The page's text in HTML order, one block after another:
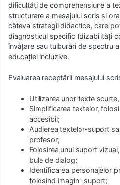
dificultăți de comprehensiune a
structurare a mesajului scris și
câteva strategii didactice, care
diagnosticul specific (dizabilități
învățare sau tulburări de spectru
educației incluzive.
Evaluarea receptării mesajului
Utilizarea unor texte
Simplificarea textelor,
accesibil;
Audierea textelor-suport
profesor;
Folosirea unui suport
bule de dialog;
Identificarea personajelor
folosind imagini-suport;